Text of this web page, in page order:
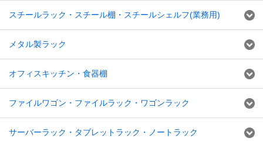
スチールラック・スチール棚・スチールシェルフ(業務用)
メタル製ラック
オフィスキッチン・食器棚
ファイルワゴン・ファイルラック・ワゴンラック
サーバーラック・タブレットラック・ノートラック